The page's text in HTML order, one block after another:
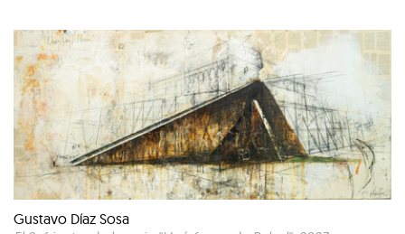
Gustavo Díaz Sosa